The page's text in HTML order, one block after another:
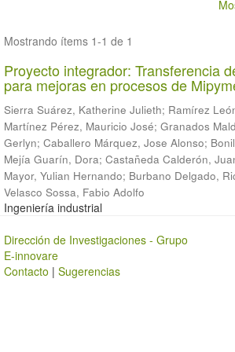
Mostrando ítems 1-1 de 1
Proyecto integrador: Transferencia
para mejoras en procesos de
Sierra Suárez, Katherine Julieth; Ramírez
Martínez Pérez, Mauricio José; Granados
Gerlyn; Caballero Márquez, Jose Alonso;
Mejía Guarín, Dora; Castañeda Calderón,
Mayor, Yulian Hernando; Burbano Delgado,
Velasco Sossa, Fabio Adolfo
Ingeniería industrial
Dirección de Investigaciones - Grupo
E-innovare
Contacto | Sugerencias